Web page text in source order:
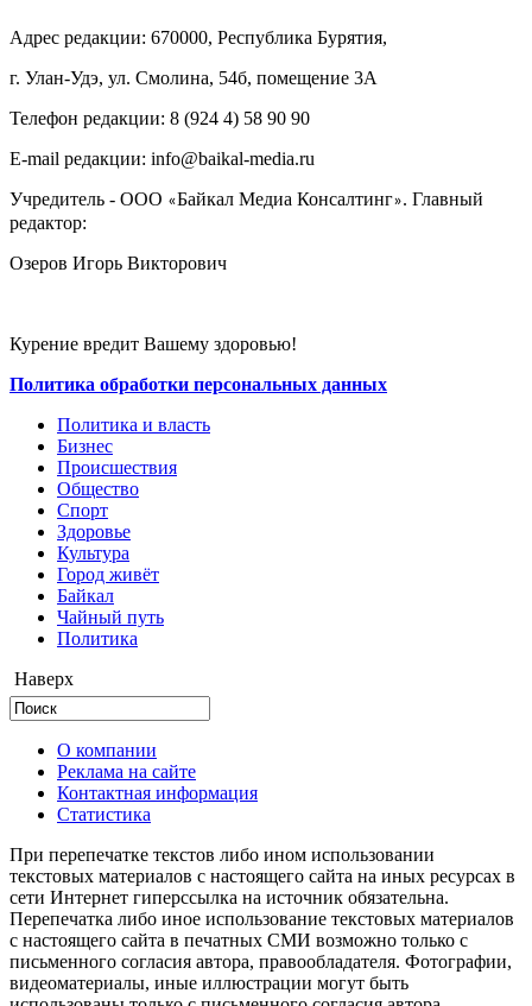
Адрес редакции: 670000, Республика Бурятия,
г. Улан-Удэ, ул. Смолина, 54б, помещение 3А
Телефон редакции: ‎‎8 (924 4) 58 90 90
E-mail редакции: info@baikal-media.ru
Учредитель - ООО «Байкал Медиа Консалтинг». Главный
редактор:
Озеров Игорь Викторович
Курение вредит Вашему здоровью!
Политика обработки персональных данных
Политика и власть
Бизнес
Происшествия
Общество
Cпорт
Здоровье
Культура
Город живёт
Байкал
Чайный путь
Политика
Наверх
О компании
Реклама на сайте
Контактная информация
Статистика
При перепечатке текстов либо ином использовании
текстовых материалов с настоящего сайта на иных ресурсах в
сети Интернет гиперссылка на источник обязательна.
Перепечатка либо иное использование текстовых материалов
с настоящего сайта в печатных СМИ возможно только с
письменного согласия автора, правообладателя. Фотографии,
видеоматериалы, иные иллюстрации могут быть